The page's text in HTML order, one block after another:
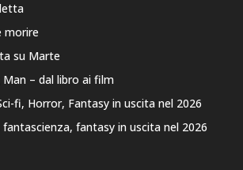
morire
su Marte
Man – dal libro ai film
fi, Horror, Fantasy in uscita nel 2026
fantasy in uscita nel 2026